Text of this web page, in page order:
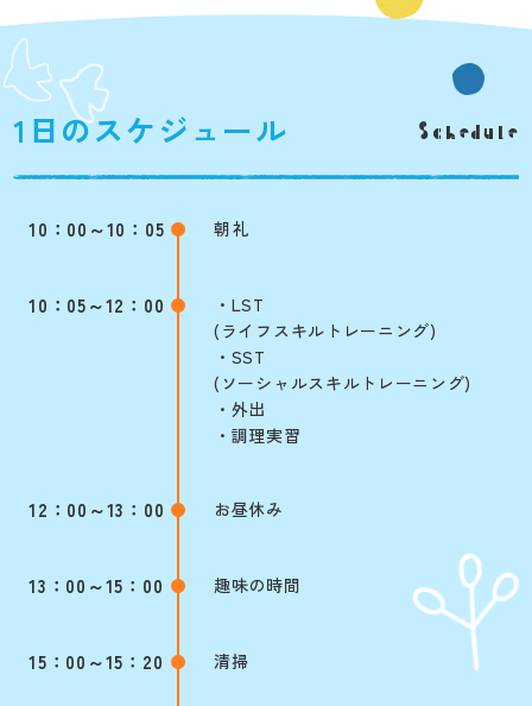
1日のスケジュール Schedule
10：00～10：05 朝礼
10：05～12：00
・LST
(ライフスキルトレーニング)
・SST
(ソーシャルスキルトレーニング)
・外出
・調理実習
12：00～13：00 お昼休み
13：00～15：00 趣味の時間
15：00～15：20 清掃